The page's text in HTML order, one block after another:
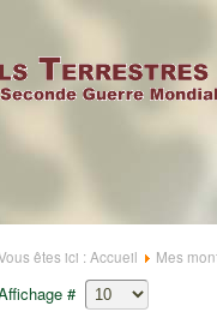
êtes ici : Accueil Mes
#